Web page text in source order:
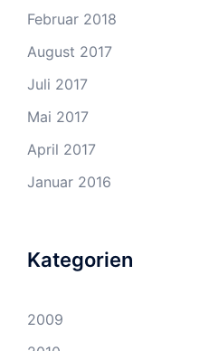
Februar 2018
August 2017
Juli 2017
Mai 2017
April 2017
Januar 2016
Kategorien
2009